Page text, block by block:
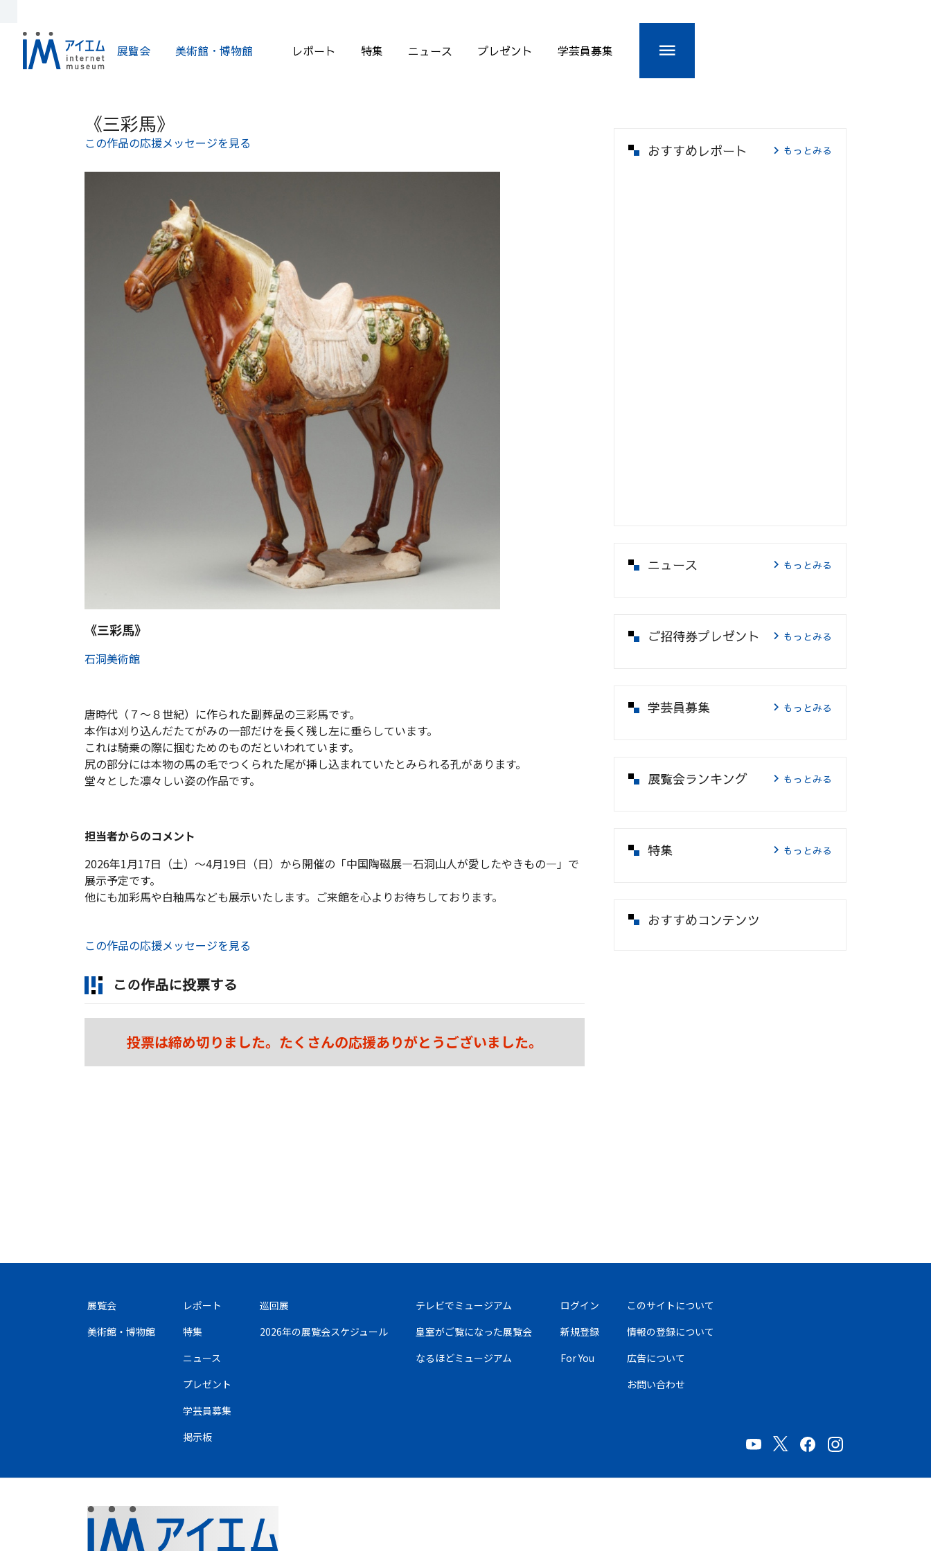
展覧会 美術館・博物館 レポート 特集 ニュース プレゼント 学芸員募集
《三彩馬》
この作品の応援メッセージを見る
《三彩馬》
石洞美術館
唐時代（７～８世紀）に作られた副葬品の三彩馬です。
本作は刈り込んだたてがみの一部だけを長く残し左に垂らしています。
これは騎乗の際に掴むためのものだといわれています。
尻の部分には本物の馬の毛でつくられた尾が挿し込まれていたとみられる孔があります。
堂々とした凛々しい姿の作品です。
担当者からのコメント
2026年1月17日（土）～4月19日（日）から開催の「中国陶磁展―石洞山人が愛したやきもの―」で
展示予定です。
他にも加彩馬や白釉馬なども展示いたします。ご来館を心よりお待ちしております。
この作品の応援メッセージを見る
この作品に投票する
投票は締め切りました。たくさんの応援ありがとうございました。
おすすめレポート もっとみる
ニュース もっとみる
ご招待券プレゼント もっとみる
学芸員募集 もっとみる
展覧会ランキング もっとみる
特集 もっとみる
おすすめコンテンツ
展覧会
美術館・博物館
レポート
特集
ニュース
プレゼント
学芸員募集
掲示板
巡回展
2026年の展覧会スケジュール
テレビでミュージアム
皇室がご覧になった展覧会
なるほどミュージアム
ログイン
新規登録
For You
このサイトについて
情報の登録について
広告について
お問い合わせ